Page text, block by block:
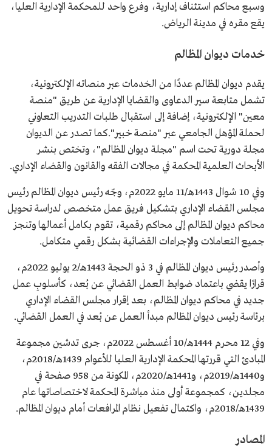
وسبع محاكم استئناف إدارية، وفرع واحد للمحكمة الإدارية العليا،
يقع مقره في مدينة الرياض.
خدمات ديوان المظالم
يقدم ديوان المظالم عددًا من الخدمات عبر منصاته الإلكترونية،
تشمل متابعة سير الدعاوى والقضايا الإدارية عن طريق "منصة
معين" الإلكترونية، إضافة إلى استقبال طلبات التدريب التعاوني
لحملة المؤهل الجامعي عبر "منصة خبير".كما تصدر عن الديوان
مجلة دورية تحت اسم "مجلة ديوان المظالم"، وتختص بنشر
الأبحاث العلمية المحكمة في مجالات الفقه والقانون والقضاء الإداري.
وفي 10 شوال 1443هـ/11 مايو 2022م، وجّه رئيس ديوان المظالم رئيس
مجلس القضاء الإداري بتشكيل فريق عمل متخصص لدراسة تحويل
محاكم ديوان المظالم إلى محاكم رقمية، تقوم بكامل أعمالها وتنجز
جميع التعاملات والإجراءات القضائية بشكل رقمي متكامل.
وأصدر رئيس ديوان المظالم في 3 ذو الحجة 1443هـ/2 يوليو 2022م،
قرارًا يقضي باعتماد ضوابط العمل القضائي عن بُعد، كأسلوبِ عمل
جديد في محاكم ديوان المظالم، بعد إقرار مجلس القضاء الإداري
برئاسة رئيس ديوان المظالم مبدأ العمل عن بُعد في العمل القضائي.
وفي 12 محرم 1444هـ/10 أغسطس 2022م، جرى تدشين مجموعة
المبادئ التي قررتها المحكمة الإدارية العليا للأعوام 1439هـ/2018م،
و1440هـ/2019م، و1441هـ/2020م، المكونة من 958 صفحة في
مجلدين، كمجموعة أولى منذ مباشرة المحكمة لاختصاصاتها عام
1439هـ/2018م، واكتمال تفعيل نظام المرافعات أمام ديوان المظالم.
المصادر